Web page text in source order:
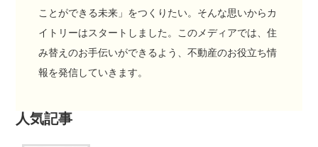
ことができる未来」をつくりたい。そんな思いからカ
イトリーはスタートしました。このメディアでは、住
み替えのお手伝いができるよう、不動産のお役立ち情
報を発信していきます。
人気記事